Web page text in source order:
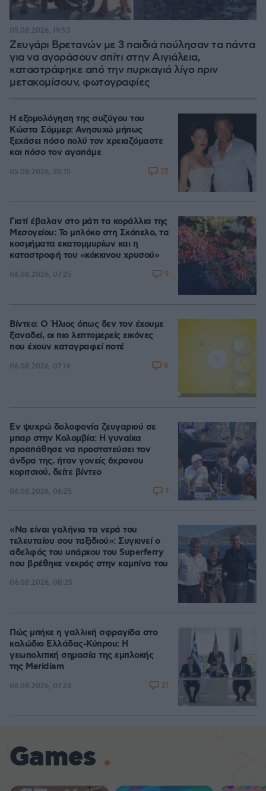
Ζευγάρι Βρετανών με 3 παιδιά πούλησαν τα πάντα
για να αγοράσουν σπίτι στην Αιγιάλεια,
καταστράφηκε από την πυρκαγιά λίγο πριν
μετακομίσουν, φωτογραφίες
05.08.2026, 19:53
Η εξομολόγηση της συζύγου του
Κώστα Σόμμερ: Ανησυχώ μήπως
ξεχάσει πόσο πολύ τον χρειαζόμαστε
και πόσο τον αγαπάμε
05.08.2026, 20:15 25
Γιατί έβαλαν στο μάτι τα κοράλλια της
Μεσογείου: Το μπλόκο στη Σκόπελο, τα
κοσμήματα εκατομμυρίων και η
καταστροφή του «κόκκινου χρυσού»
06.08.2026, 07:25 9
Loaded:
Βίντεο: Ο Ήλιος όπως δεν τον έχουμε
ξαναδεί, οι πιο λεπτομερείς εικόνες
που έχουν καταγραφεί ποτέ
06.08.2026, 07:14 8
Εν ψυχρώ δολοφονία ζευγαριού σε
μπαρ στην Κολομβία: Η γυναίκα
προσπάθησε να προστατεύσει τον
άνδρα της, ήταν γονείς 6χρονου
κοριτσιού, δείτε βίντεο
06.08.2026, 06:25 7
«Να είναι γαλήνια τα νερά του
τελευταίου σου ταξιδιού»: Συγκινεί ο
αδελφός του υπάρχου του Superferry
που βρέθηκε νεκρός στην καμπίνα του
06.08.2026, 08:25
Πώς μπήκε η γαλλική σφραγίδα στο
καλώδιο Ελλάδας-Κύπρου: Η
γεωπολιτική σημασία της εμπλοκής
της Meridiam
06.08.2026, 07:23 21
Games